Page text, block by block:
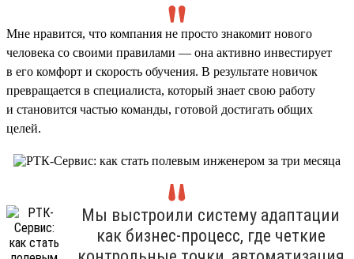
Мне нравится, что компания не просто знакомит нового
человека со своими правилами — она активно инвестирует
в его комфорт и скорость обучения. В результате новичок
превращается в специалиста, который знает свою работу
и становится частью команды, готовой достигать общих
целей.
Мы выстроили систему адаптации
как бизнес-процесс, где четкие